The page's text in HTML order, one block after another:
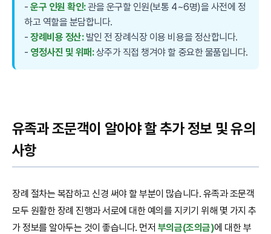
-운구 인원 확인:관을 운구할 인원(보통 4~6명)을 사전에 정
하고 역할을 분담합니다.
-장례비용 정산:발인 전 장례식장 이용 비용을 정산합니다.
- 영정사진 및 위패:상주가 직접 챙겨야 할 중요한 물품입니다.
유족과 조문객이 알아야 할 추가 정보 및 유의
사항
장례 절차는 복잡하고 신경 써야 할 부분이 많습니다. 유족과 조문객
모두 원활한 장례 진행과 서로에 대한 예의를 지키기 위해 몇 가지 추
가 정보를 알아두는 것이 좋습니다. 먼저 부의금(조의금)에 대한 부